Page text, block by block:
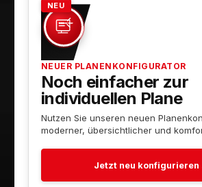
NEU
NEUER PLANENKONFIGURATOR
Noch einfacher zur
individuellen Plane
Nutzen Sie unseren neuen
moderner, übersichtlicher und
Jetzt neu konfigurieren